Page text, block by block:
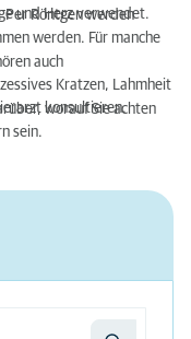
und Herz verwendet.
Per Röntgen werden
werden. Für manche
auch
Kratzen, Lahmheit
konsultieren.
worauf Sie achten
sein.